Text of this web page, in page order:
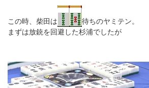
この時、柴田は
待ちのヤミテン。
まずは放銃を回避した杉浦でしたが